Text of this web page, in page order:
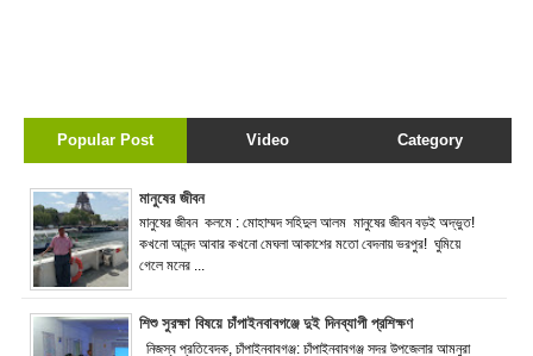
Popular Post Video Category
মানুষের জীবন
মানুষের জীবন কলমে : মোহাম্মদ সহিদুল আলম মানুষের জীবন বড়ই অদ্ভুত!
কখনো আনন্দ আবার কখনো মেঘলা আকাশের মতো বেদনায় ভরপুর! ঘুমিয়ে
গেলে মনের ...
শিশু সুরক্ষা বিষয়ে চাঁপাইনবাবগঞ্জে দুই দিনব্যাপী প্রশিক্ষণ
নিজস্ব প্রতিবেদক, চাঁপাইনবাবগঞ্জ: চাঁপাইনবাবগঞ্জ সদর উপজেলার আমনুরা